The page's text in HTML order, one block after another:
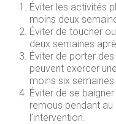
Éviter les activités
moins deux
Éviter de toucher
deux semaines
Éviter de porter
peuvent exercer
moins six semaines
Éviter de se
remous pendant
l’intervention.